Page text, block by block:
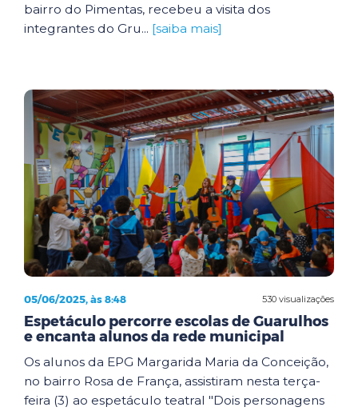
bairro do Pimentas, recebeu a visita dos
integrantes do Gru... [saiba mais]
530 visualizações
05/06/2025, às 8:48
Espetáculo percorre escolas de Guarulhos
e encanta alunos da rede municipal
Os alunos da EPG Margarida Maria da Conceição,
no bairro Rosa de França, assistiram nesta terça-
feira (3) ao espetáculo teatral "Dois personagens